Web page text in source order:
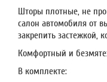
Шторы плотные, не
салон автомобиля от
закрепить застежкой,
Комфортный и
В комплекте: